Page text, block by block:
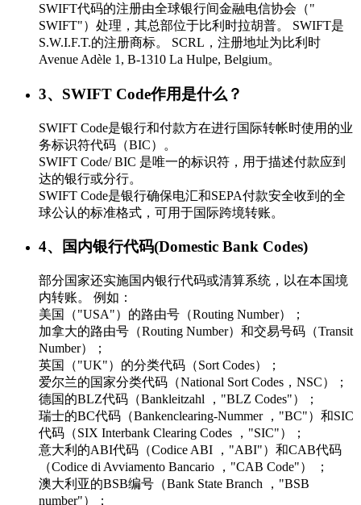
SWIFT代码的注册由全球银行间金融电信协会（"
SWIFT"）处理，其总部位于比利时拉胡普。 SWIFT是
S.W.I.F.T.的注册商标。 SCRL，注册地址为比利时
Avenue Adèle 1, B-1310 La Hulpe, Belgium。
3、SWIFT Code作用是什么？
SWIFT Code是银行和付款方在进行国际转帐时使用的业
务标识符代码（BIC）。
SWIFT Code/ BIC 是唯一的标识符，用于描述付款应到
达的银行或分行。
SWIFT Code是银行确保电汇和SEPA付款安全收到的全
球公认的标准格式，可用于国际跨境转账。
4、国内银行代码(Domestic Bank Codes)
部分国家还实施国内银行代码或清算系统，以在本国境
内转账。 例如：
美国（"USA"）的路由号（Routing Number）；
加拿大的路由号（Routing Number）和交易号码（Transit
Number）；
英国（"UK"）的分类代码（Sort Codes）；
爱尔兰的国家分类代码（National Sort Codes，NSC）；
德国的BLZ代码（Bankleitzahl ，"BLZ Codes"）；
瑞士的BC代码（Bankenclearing-Nummer ，"BC"）和SIC
代码（SIX Interbank Clearing Codes ，"SIC"）；
意大利的ABI代码（Codice ABI ，"ABI"）和CAB代码
（Codice di Avviamento Bancario ，"CAB Code"） ；
澳大利亚的BSB编号（Bank State Branch ，"BSB
number"）；